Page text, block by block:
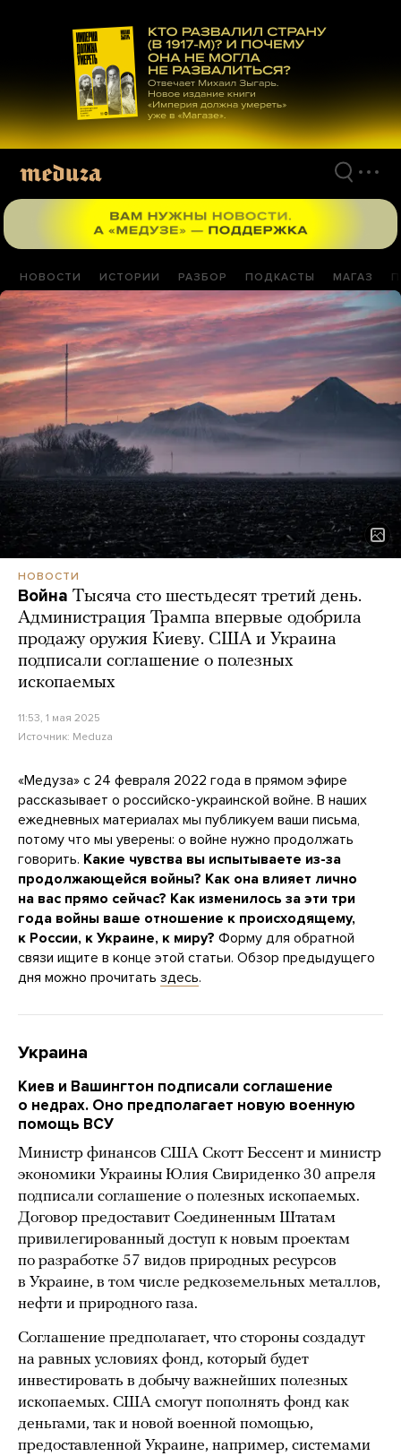
материалам
НОВОСТИ ИСТОРИИ РАЗБОР ПОДКАСТЫ МАГАЗ
НОВОСТИ
Война Тысяча сто шестьдесят третий день.
Администрация Трампа впервые одобрила
продажу оружия Киеву. США и Украина
подписали соглашение о полезных
ископаемых
11:53, 1 мая 2025
Источник: Meduza
«Медуза» с 24 февраля 2022 года в прямом эфире
рассказывает о российско-украинской войне. В наших
ежедневных материалах мы публикуем ваши письма,
потому что мы уверены: о войне нужно продолжать
говорить. Какие чувства вы испытываете из-за
продолжающейся войны? Как она влияет лично
на вас прямо сейчас? Как изменилось за эти три
года войны ваше отношение к происходящему,
к России, к Украине, к миру? Форму для обратной
связи ищите в конце этой статьи. Обзор предыдущего
дня можно прочитать здесь.
Украина
Киев и Вашингтон подписали соглашение
о недрах. Оно предполагает новую военную
помощь ВСУ
Министр финансов США Скотт Бессент и министр
экономики Украины Юлия Свириденко 30 апреля
подписали соглашение о полезных ископаемых.
Договор предоставит Соединенным Штатам
привилегированный доступ к новым проектам
по разработке 57 видов природных ресурсов
в Украине, в том числе редкоземельных металлов,
нефти и природного газа.
Соглашение предполагает, что стороны создадут
на равных условиях фонд, который будет
инвестировать в добычу важнейших полезных
ископаемых. США смогут пополнять фонд как
деньгами, так и новой военной помощью,
предоставленной Украине, например, системами